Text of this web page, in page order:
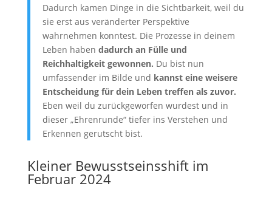
Dadurch kamen Dinge in die Sichtbarkeit, weil du
sie erst aus veränderter Perspektive
wahrnehmen konntest. Die Prozesse in deinem
Leben haben dadurch an Fülle und
Reichhaltigkeit gewonnen. Du bist nun
umfassender im Bilde und kannst eine weisere
Entscheidung für dein Leben treffen als zuvor.
Eben weil du zurückgeworfen wurdest und in
dieser „Ehrenrunde“ tiefer ins Verstehen und
Erkennen gerutscht bist.
Kleiner Bewusstseinsshift im
Februar 2024